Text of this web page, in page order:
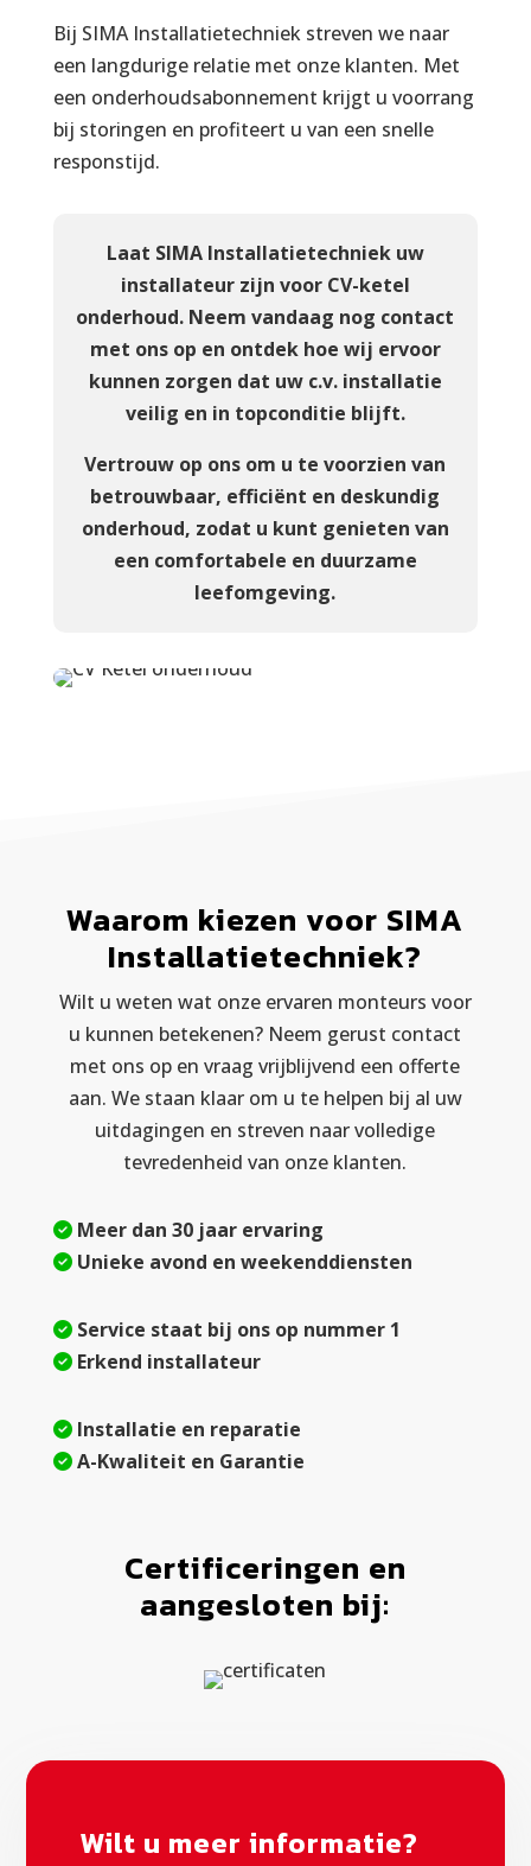
Bij SIMA Installatietechniek streven we naar
een langdurige relatie met onze klanten. Met
een onderhoudsabonnement krijgt u voorrang
bij storingen en profiteert u van een snelle
responstijd.
Laat SIMA Installatietechniek uw
installateur zijn voor CV-ketel
onderhoud. Neem vandaag nog contact
met ons op en ontdek hoe wij ervoor
kunnen zorgen dat uw c.v. installatie
veilig en in topconditie blijft.
Vertrouw op ons om u te voorzien van
betrouwbaar, efficiënt en deskundig
onderhoud, zodat u kunt genieten van
een comfortabele en duurzame
leefomgeving.
Waarom kiezen voor SIMA
Installatietechniek?
Wilt u weten wat onze ervaren monteurs voor
u kunnen betekenen? Neem gerust contact
met ons op en vraag vrijblijvend een offerte
aan. We staan klaar om u te helpen bij al uw
uitdagingen en streven naar volledige
tevredenheid van onze klanten.
Meer dan 30 jaar ervaring
Unieke avond en weekenddiensten
Service staat bij ons op nummer 1
Erkend installateur
Installatie en reparatie
A-Kwaliteit en Garantie
Certificeringen en
aangesloten bij:
Wilt u meer informatie?